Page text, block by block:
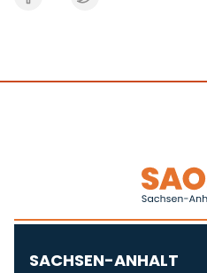
SACHSEN-ANHALT